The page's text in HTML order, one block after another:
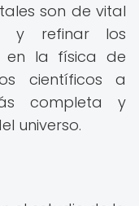
son de vital
y refinar los
en la física de
científicos a
completa y
universo.